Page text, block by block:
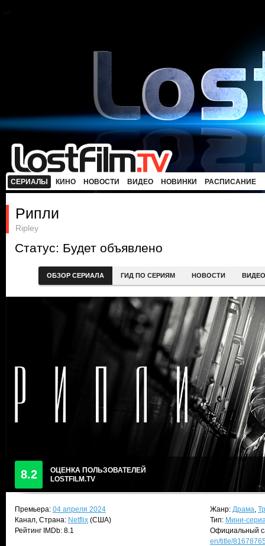
СЕРИАЛЫ КИНО НОВОСТИ ВИДЕО НОВИНКИ РАСПИСАНИЕ
Рипли
Ripley
Статус: Будет объявлено
ОБЗОР СЕРИАЛА ГИД ПО СЕРИЯМ НОВОСТИ ВИДЕО
8.2
ОЦЕНКА ПОЛЬЗОВАТЕЛЕЙ
LOSTFILM.TV
Премьера: 04 апреля 2024
Канал, Страна: Netflix (США)
Рейтинг IMDb: 8.1
Жанр: Драма,
Тип: Мини-
Официальный
en/title/